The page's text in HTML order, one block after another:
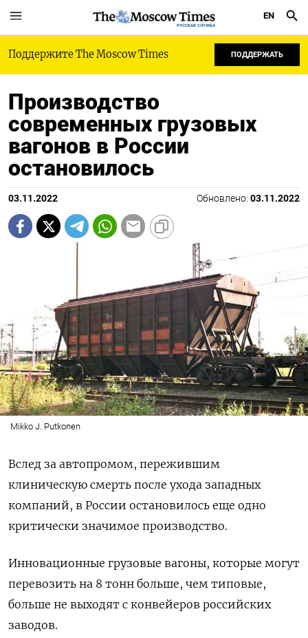
РУССКАЯ СЛУЖБА
EN
Поддержите The Moscow Times ПОДДЕРЖАТЬ
Производство
современных грузовых
вагонов в России
остановилось
03.11.2022 Обновлено: 03.11.2022
Mikko J. Putkonen
Вслед за автопромом, пережившим
клиническую смерть после ухода западных
компаний, в России остановилось еще одно
критически значимое производство.
Инновационные грузовые вагоны, которые могут
перевозить на 8 тонн больше, чем типовые,
больше не выходят с конвейеров российских
заводов.